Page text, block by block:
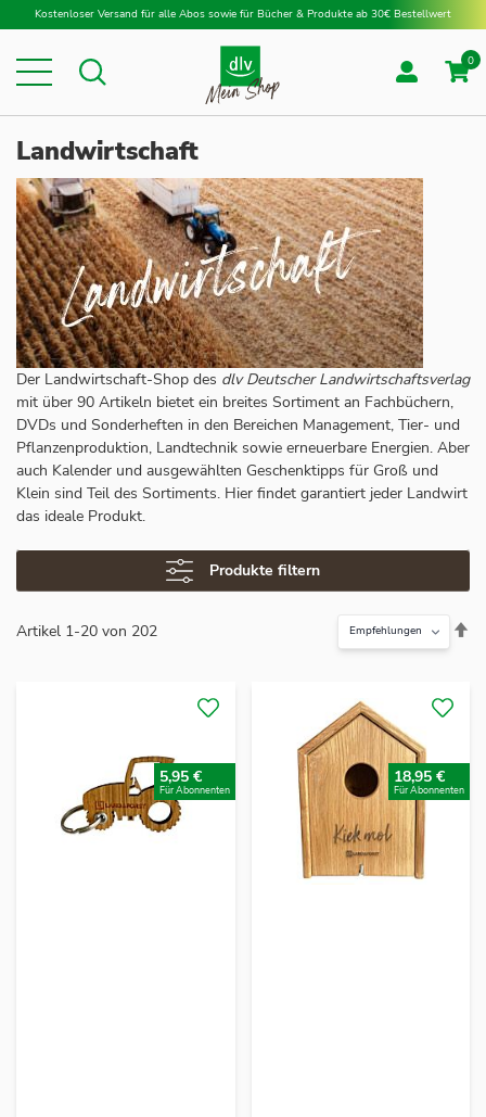
Direkt zum Inhalt
Kostenloser Versand für alle Abos sowie für Bücher & Produkte ab 30€ Bestellwert
0
Landwirtschaft
Der Landwirtschaft-Shop des dlv Deutscher Landwirtschaftsverlag
mit über 90 Artikeln bietet ein breites Sortiment an Fachbüchern,
DVDs und Sonderheften in den Bereichen Management, Tier- und
Pflanzenproduktion, Landtechnik sowie erneuerbare Energien. Aber
auch Kalender und ausgewählten Geschenktipps für Groß und
Klein sind Teil des Sortiments. Hier findet garantiert jeder Landwirt
das ideale Produkt.
Artikel 1-20 von 202
5,95 €
Für Abonnenten
18,95 €
Für Abonnenten
Produkte filtern